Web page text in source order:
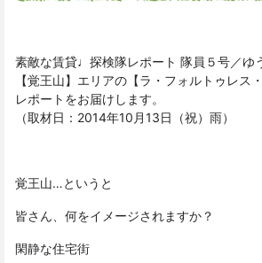
素敵な賃貸♩探検隊レポート 隊員５号／ゆ
【覚王山】エリアの【ラ・フォルトゥレス
レポートをお届けします。
（取材日：2014年10月13日（祝）雨）
覚王山…というと
皆さん、何をイメージされますか？
閑静な住宅街